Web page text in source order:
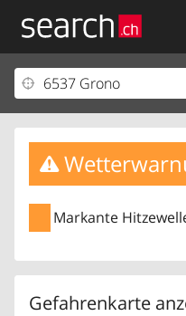
Markante
Gefahrenkarte
Ihr Eintrag
Kundencenter
Impressum